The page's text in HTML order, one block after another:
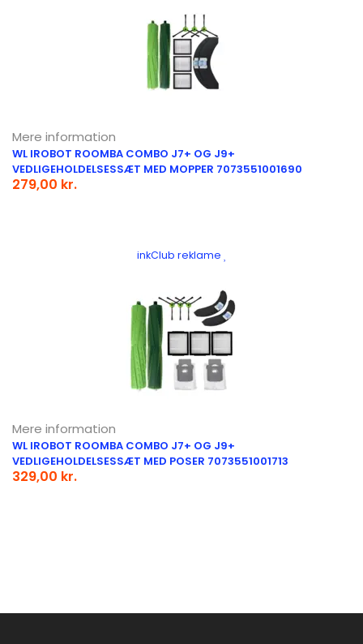
Mere information
WL IROBOT ROOMBA COMBO J7+ OG J9+
VEDLIGEHOLDELSESSÆT MED MOPPER 7073551001690
279,00 kr.
inkClub reklame
Mere information
WL IROBOT ROOMBA COMBO J7+ OG J9+
VEDLIGEHOLDELSESSÆT MED POSER 7073551001713
329,00 kr.